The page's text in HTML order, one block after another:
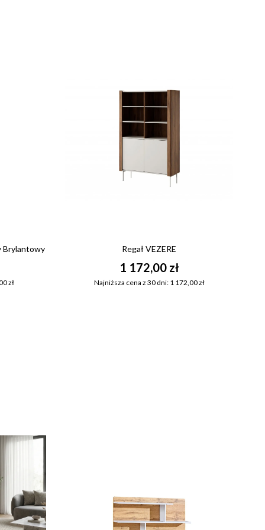
Brylantowy
zł
Regał VEZERE
1 172,00 zł
Najniższa cena z 30 dni: 1 172,00 zł